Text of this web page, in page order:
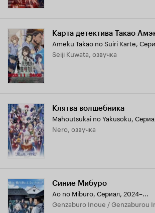
Карта детектива Такао
Ameku Takao no Suiri Karte,
Seiji Kuwata, озвучка
Клятва волшебника
Mahoutsukai no Yakusoku,
Nero, озвучка
Синие Мибуро
Ao no Miburo, Сериал, 2024–...
Genzaburo Inoue / Genzaburou